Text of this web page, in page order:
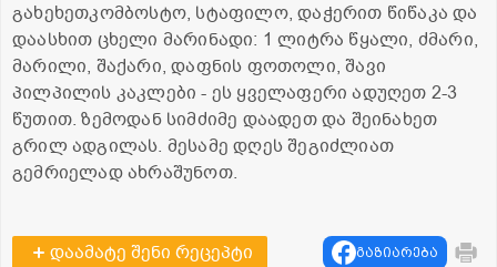
გახეხეთკომბოსტო, სტაფილო, დაჭერით წიწაკა და
დაასხით ცხელი მარინადი: 1 ლიტრა წყალი, ძმარი,
მარილი, შაქარი, დაფნის ფოთოლი, შავი
პილპილის კაკლები - ეს ყველაფერი ადუღეთ 2-3
წუთით. ზემოდან სიმძიმე დაადეთ და შეინახეთ
გრილ ადგილას. მესამე დღეს შეგიძლიათ
გემრიელად ახრაშუნოთ.
დაამატე შენი რეცეპტი გაზიარება